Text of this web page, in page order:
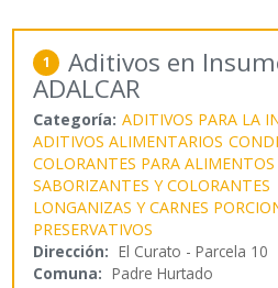
1 Aditivos en
ADALCAR
Categoría: ADITIVOS PARA LA
ADITIVOS ALIMENTARIOS
COLORANTES PARA ALIMENTOS
SABORIZANTES Y COLORANTES
LONGANIZAS Y CARNES
PRESERVATIVOS
Dirección: El Curato - Parcela 10
Comuna: Padre Hurtado